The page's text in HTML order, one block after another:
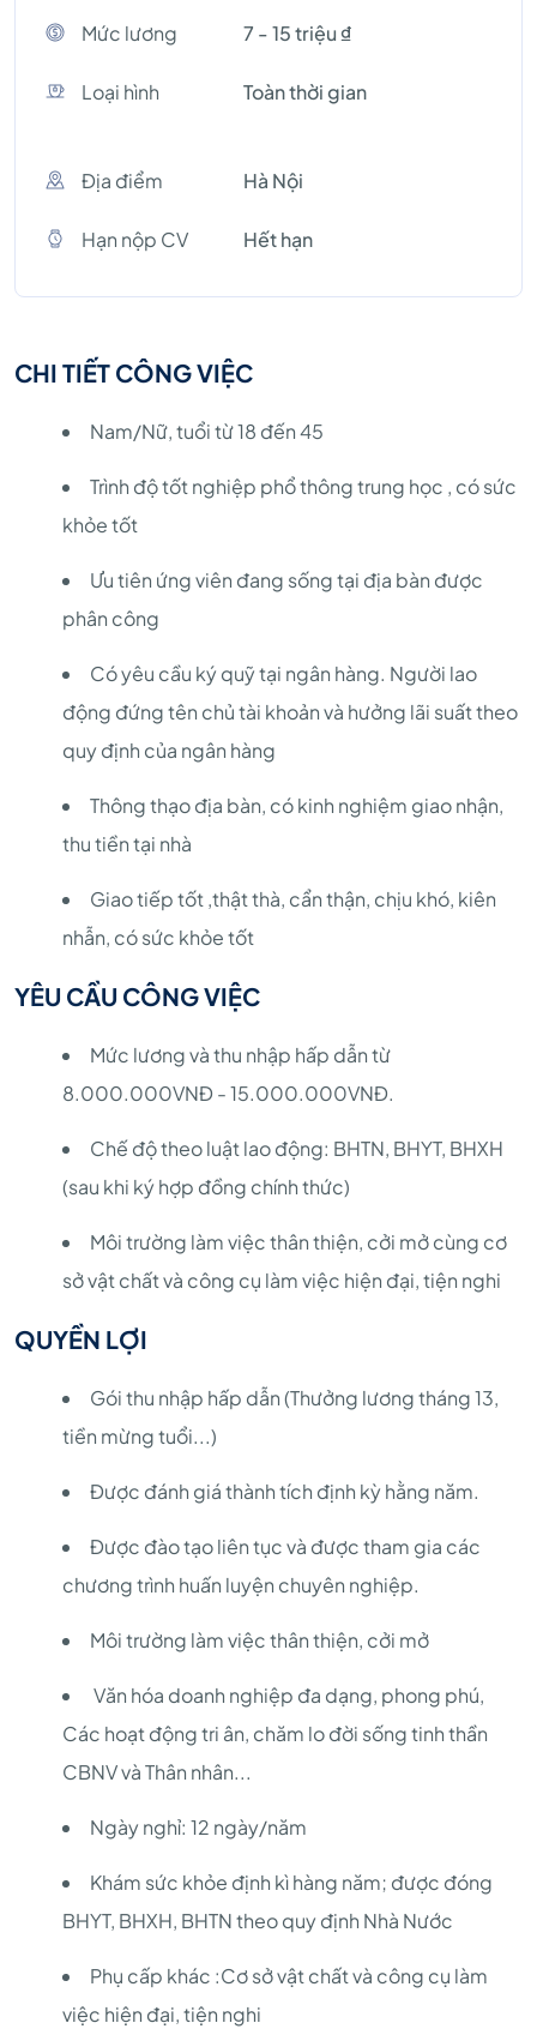
Mức lương 7 - 15 triệu ₫
Loại hình Toàn thời gian
Địa điểm Hà Nội
Hạn nộp CV Hết hạn
CHI TIẾT CÔNG VIỆC
Nam/Nữ, tuổi từ 18 đến 45
Trình độ tốt nghiệp phổ thông trung học , có sức
khỏe tốt
Ưu tiên ứng viên đang sống tại địa bàn được
phân công
Có yêu cầu ký quỹ tại ngân hàng. Người lao
động đứng tên chủ tài khoản và hưởng lãi suất theo
quy định của ngân hàng
Thông thạo địa bàn, có kinh nghiệm giao nhận,
thu tiền tại nhà
Giao tiếp tốt ,thật thà, cẩn thận, chịu khó, kiên
nhẫn, có sức khỏe tốt
YÊU CẦU CÔNG VIỆC
Mức lương và thu nhập hấp dẫn từ
8.000.000VNĐ - 15.000.000VNĐ.
Chế độ theo luật lao động: BHTN, BHYT, BHXH
(sau khi ký hợp đồng chính thức)
Môi trường làm việc thân thiện, cởi mở cùng cơ
sở vật chất và công cụ làm việc hiện đại, tiện nghi
QUYỀN LỢI
Gói thu nhập hấp dẫn (Thưởng lương tháng 13,
tiền mừng tuổi...)
Được đánh giá thành tích định kỳ hằng năm.
Được đào tạo liên tục và được tham gia các
chương trình huấn luyện chuyên nghiệp.
Môi trường làm việc thân thiện, cởi mở
Văn hóa doanh nghiệp đa dạng, phong phú,
Các hoạt động tri ân, chăm lo đời sống tinh thần
CBNV và Thân nhân...
Ngày nghỉ: 12 ngày/năm
Khám sức khỏe định kì hàng năm; được đóng
BHYT, BHXH, BHTN theo quy định Nhà Nước
Phụ cấp khác :Cơ sở vật chất và công cụ làm
việc hiện đại, tiện nghi